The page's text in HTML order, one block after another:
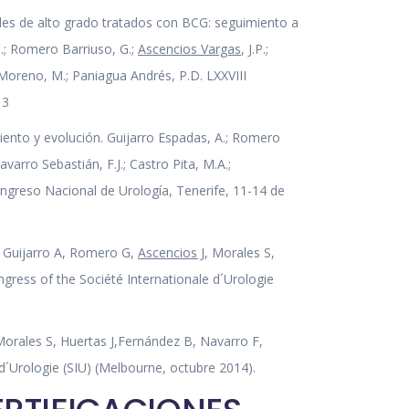
de alto grado tratados con BCG: seguimiento a
Romero Barriuso, G.; Ascencios Vargas, J.P.;
M.; Paniagua Andrés, P.D. LXXVIII
y evolución. Guijarro Espadas, A.; Romero
Sebastián, F.J.; Castro Pita, M.A.;
Nacional de Urología, Tenerife, 11-14 de
A, Romero G, Ascencios J, Morales S,
of the Société Internationale d´Urologie
S, Huertas J,Fernández B, Navarro F,
(SIU) (Melbourne, octubre 2014).